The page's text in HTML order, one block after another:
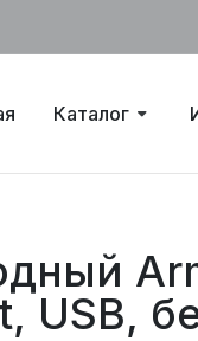
Каталог
USB,